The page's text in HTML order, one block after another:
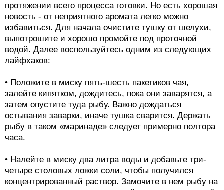
протяжении всего процесса готовки. Но есть хорошая
новость - от неприятного аромата легко можно
избавиться. Для начала очистите тушку от шелухи,
выпотрошите и хорошо промойте под проточной
водой. Далее воспользуйтесь одним из следующих
лайфхаков:
• Положите в миску пять-шесть пакетиков чая,
залейте кипятком, дождитесь, пока они заварятся, а
затем опустите туда рыбу. Важно дождаться
остывания заварки, иначе тушка сварится. Держать
рыбу в таком «маринаде» следует примерно полтора
часа.
• Налейте в миску два литра воды и добавьте три-
четыре столовых ложки соли, чтобы получился
концентрированный раствор. Замочите в нем рыбу на